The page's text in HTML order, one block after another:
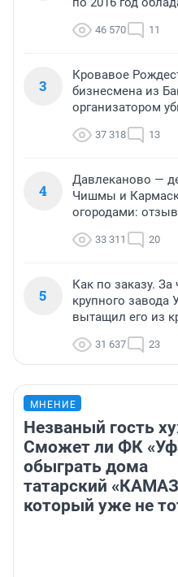
46 570 11
3
Кровавое
бизнесмена из
организатором
37 318 13
4
Давлеканово —
Чишмы и
огородами:
33 311 20
5
Как по заказу. За
крупного завода
вытащил его из
31 637 23
МНЕНИЕ
Незваный гость
Сможет ли ФК
обыграть дома
татарский
который уже не